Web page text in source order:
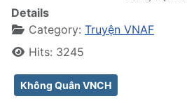
Details
Category: Truyện VNAF
Hits: 3245
Không Quân VNCH